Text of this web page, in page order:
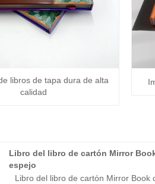
libros de tapa dura de alta
calidad
Libro del libro de cartón Mirror
espejo
Libro del libro de cartón Mirror Book